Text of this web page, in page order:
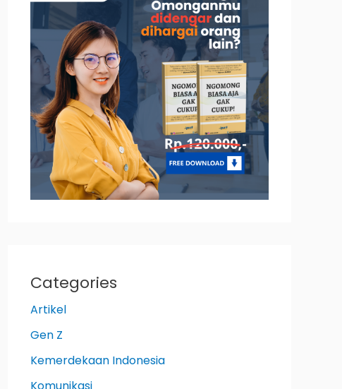
Categories
Artikel
Gen Z
Kemerdekaan Indonesia